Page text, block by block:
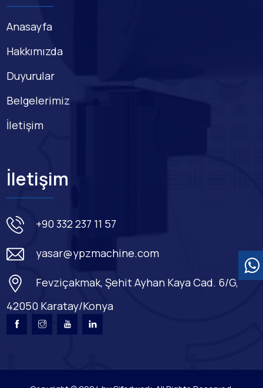
Anasayfa
Hakkımızda
Duyurular
Belgelerimiz
İletişim
İletişim
+90 332 237 11 57
yasar@ypzmachine.com
Fevziçakmak, Şehit Ayhan Kaya Cad. 6/G,
42050 Karatay/Konya